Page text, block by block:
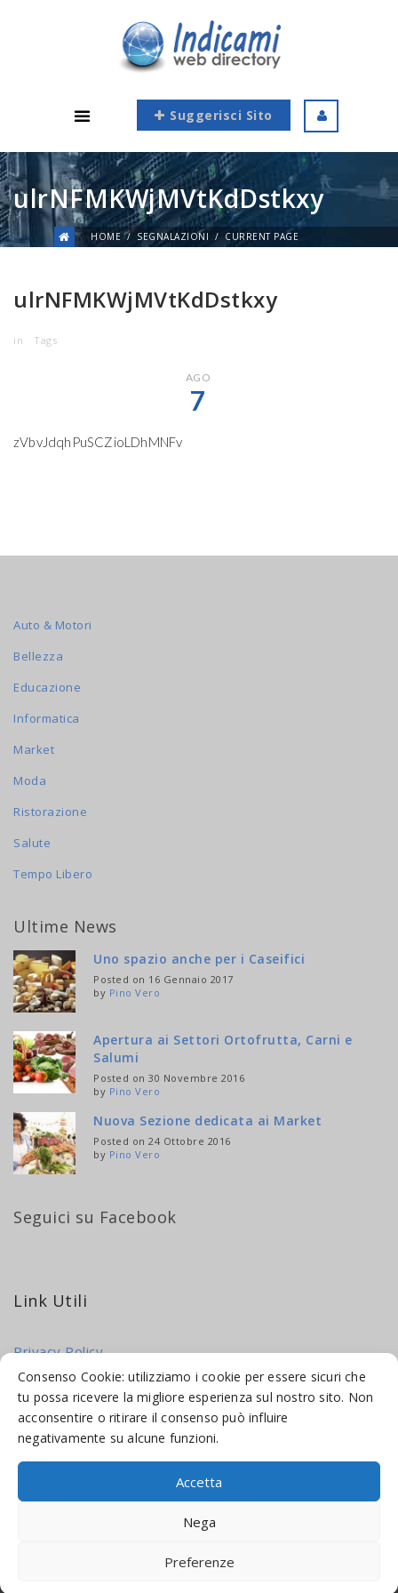
Consenso Cookie: utilizziamo i cookie per essere sicuri che
tu possa ricevere la migliore esperienza sul nostro sito. Non
acconsentire o ritirare il consenso può influire
negativamente su alcune funzioni.
Accetta
Nega
Preferenze
Suggerisci Sito
ulrNFMKWjMVtKdDstkxy
HOME SEGNALAZIONI CURRENT PAGE
ulrNFMKWjMVtKdDstkxy
in Tags
AGO
7
zVbvJdqhPuSCZioLDhMNFv
Auto & Motori
Bellezza
Educazione
Informatica
Market
Moda
Ristorazione
Salute
Tempo Libero
Ultime News
Uno spazio anche per i Caseifici
Posted on 16 Gennaio 2017
by Pino Vero
Apertura ai Settori Ortofrutta, Carni e
Salumi
Posted on 30 Novembre 2016
by Pino Vero
Nuova Sezione dedicata ai Market
Posted on 24 Ottobre 2016
by Pino Vero
Seguici su Facebook
Link Utili
Privacy Policy
Cookie Policy
MADE WEB SOLUTIONS